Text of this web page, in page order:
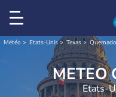
Météo Etats-Unis Texas Quemado
Etats-